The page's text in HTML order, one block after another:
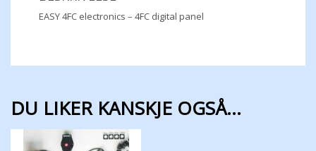
EASY 4FC electronics – 4FC digital panel
DU LIKER KANSKJE OGSÅ…